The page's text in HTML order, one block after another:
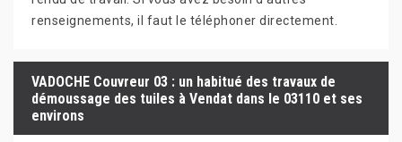
renseignements, il faut le téléphoner directement.
VADOCHE Couvreur 03 : un habitué des travaux de
démoussage des tuiles à Vendat dans le 03110 et ses
environs